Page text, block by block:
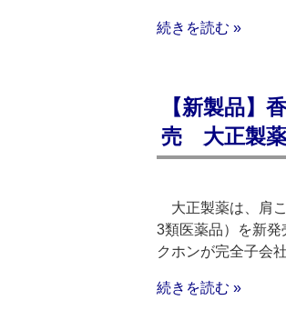
続きを読む »
【新製品】
売 大正製薬
大正製薬は、肩
3類医薬品）を新発
クホンが完全子会
続きを読む »